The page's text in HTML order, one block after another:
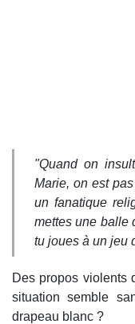
"Quand on
Marie, on est
un fanatique
mettes une balle
tu joues à un jeu
Des propos violents
situation semble
drapeau blanc ?